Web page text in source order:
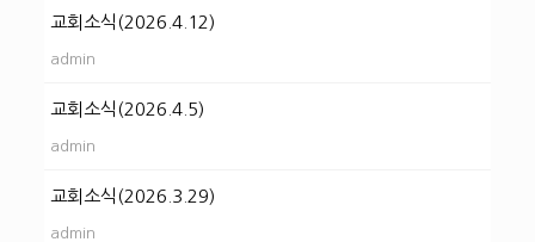
교회소식(2026.4.12)
admin
교회소식(2026.4.5)
admin
교회소식(2026.3.29)
admin